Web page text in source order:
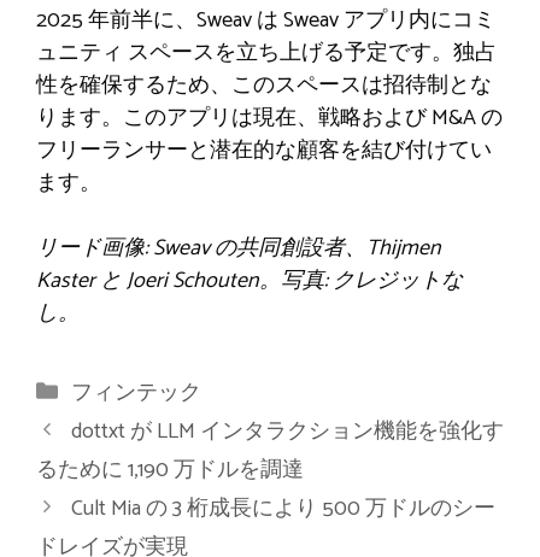
2025 年前半に、Sweav は Sweav アプリ内にコミ
ュニティ スペースを立ち上げる予定です。独占
性を確保するため、このスペースは招待制とな
ります。このアプリは現在、戦略および M&A の
フリーランサーと潜在的な顧客を結び付けてい
ます。
リード画像: Sweav の共同創設者、Thijmen
Kaster と Joeri Schouten。写真: クレジットな
し。
カ
テ
ゴ
リ
ー
フィンテック
dottxt が LLM インタラクション機能を強化す
るために 1,190 万ドルを調達
Cult Mia の 3 桁成長により 500 万ドルのシー
ドレイズが実現